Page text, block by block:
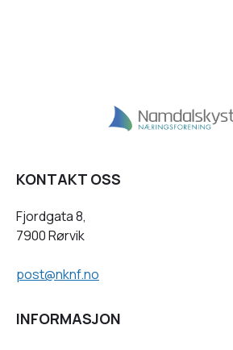
KONTAKT OSS
Fjordgata 8,
7900 Rørvik
post@nknf.no
INFORMASJON